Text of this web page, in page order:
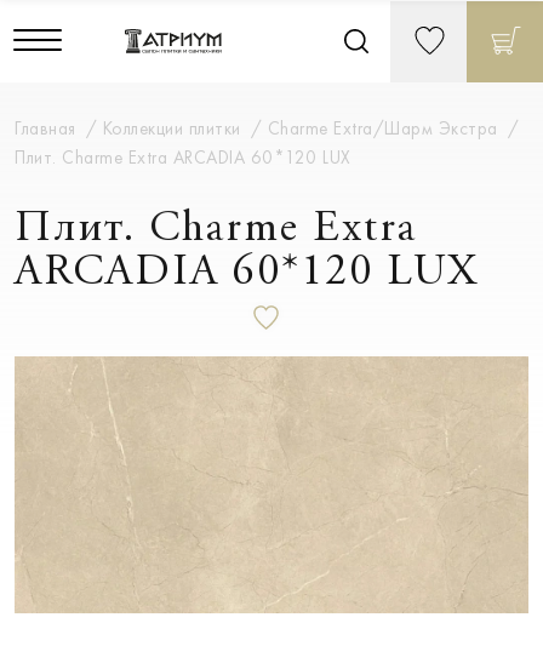
Главная Коллекции плитки
Charme Extra/Шарм Экстра
Плит. Charme Extra ARCADIA 60*120 LUX
Плит. Charme Extra
ARCADIA 60*120 LUX